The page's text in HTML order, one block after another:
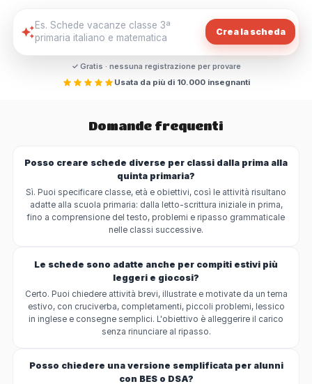
Crea la scheda
✓ Gratis · nessuna registrazione per provare
Usata da più di 10.000 insegnanti
Domande frequenti
Posso creare schede diverse per classi dalla prima alla
quinta primaria?
Sì. Puoi specificare classe, età e obiettivi, così le attività risultano
adatte alla scuola primaria: dalla letto-scrittura iniziale in prima,
fino a comprensione del testo, problemi e ripasso grammaticale
nelle classi successive.
Le schede sono adatte anche per compiti estivi più
leggeri e giocosi?
Certo. Puoi chiedere attività brevi, illustrate e motivate da un tema
estivo, con cruciverba, completamenti, piccoli problemi, lessico
in inglese e consegne semplici. L'obiettivo è alleggerire il carico
senza rinunciare al ripasso.
Posso chiedere una versione semplificata per alunni
con BES o DSA?